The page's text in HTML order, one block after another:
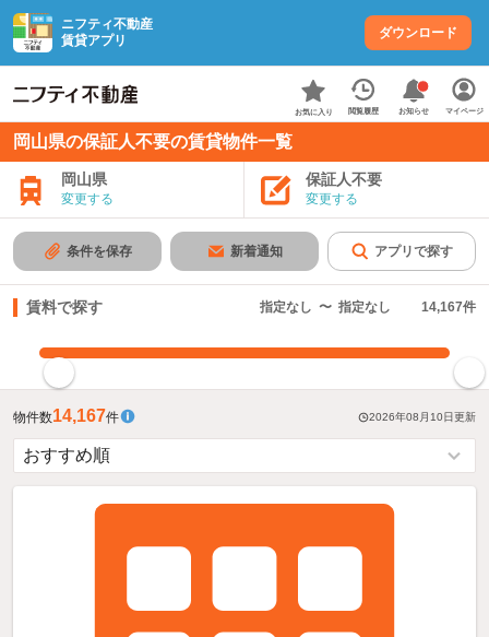
ニフティ不動産
賃貸アプリ
ダウンロード
お気に入り 閲覧履歴 お知らせ マイページ
岡山県の保証人不要の賃貸物件一覧
岡山県
変更する
保証人不要
変更する
条件を保存 新着通知 アプリで探す
賃料で探す 指定なし 〜 指定なし 14,167件
物件数14,167件 2026年08月10日更新